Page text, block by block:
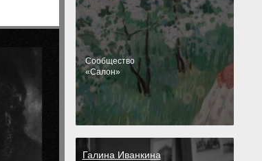
Cообщество
«Салон»
Галина Иванкина